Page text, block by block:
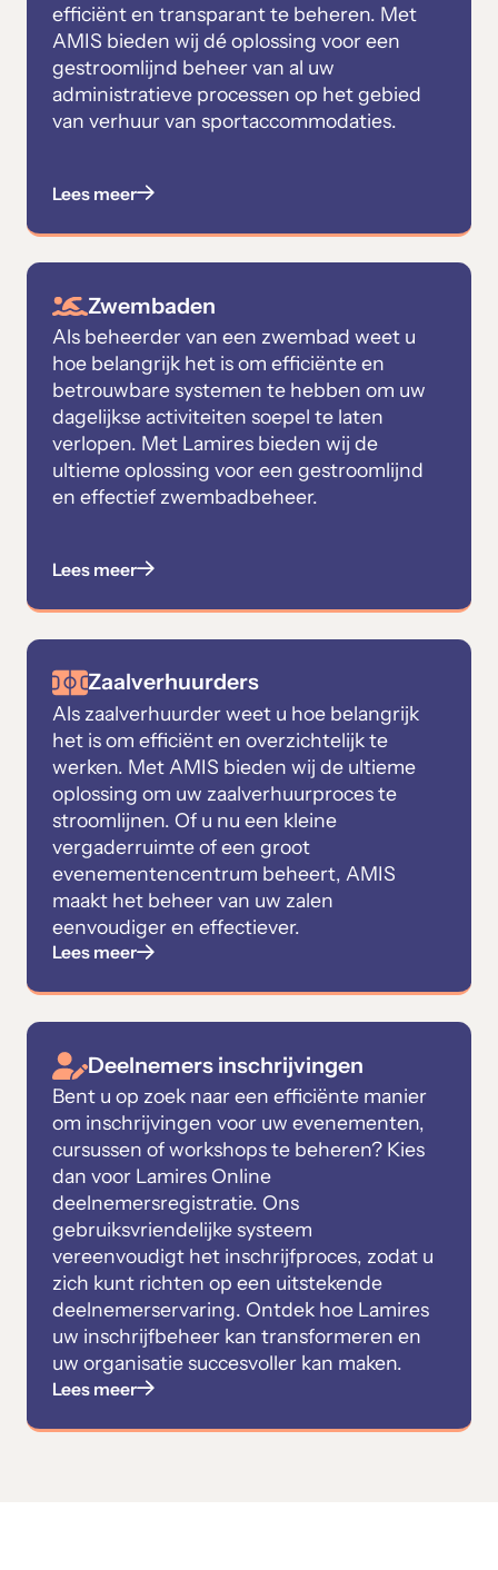
efficiënt en transparant te beheren. Met
AMIS bieden wij dé oplossing voor een
gestroomlijnd beheer van al uw
administratieve processen op het gebied
van verhuur van sportaccommodaties.
Lees meer
Zwembaden
Als beheerder van een zwembad weet u
hoe belangrijk het is om efficiënte en
betrouwbare systemen te hebben om uw
dagelijkse activiteiten soepel te laten
verlopen. Met Lamires bieden wij de
ultieme oplossing voor een gestroomlijnd
en effectief zwembadbeheer.
Lees meer
Zaalverhuurders
Als zaalverhuurder weet u hoe belangrijk
het is om efficiënt en overzichtelijk te
werken. Met AMIS bieden wij de ultieme
oplossing om uw zaalverhuurproces te
stroomlijnen. Of u nu een kleine
vergaderruimte of een groot
evenementencentrum beheert, AMIS
maakt het beheer van uw zalen
eenvoudiger en effectiever.
Lees meer
Deelnemers inschrijvingen
Bent u op zoek naar een efficiënte manier
om inschrijvingen voor uw evenementen,
cursussen of workshops te beheren? Kies
dan voor Lamires Online
deelnemersregistratie. Ons
gebruiksvriendelijke systeem
vereenvoudigt het inschrijfproces, zodat u
zich kunt richten op een uitstekende
deelnemerservaring. Ontdek hoe Lamires
uw inschrijfbeheer kan transformeren en
uw organisatie succesvoller kan maken.
Lees meer